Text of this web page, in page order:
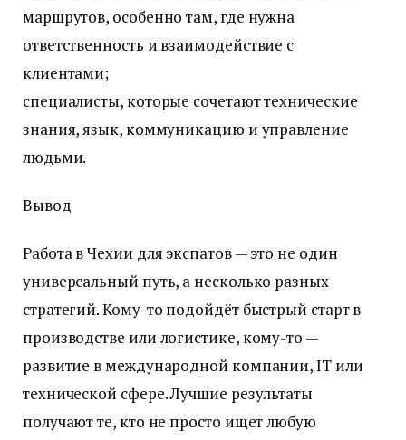
маршрутов, особенно там, где нужна
ответственность и взаимодействие с
клиентами;
специалисты, которые сочетают технические
знания, язык, коммуникацию и управление
людьми.
Вывод
Работа в Чехии для экспатов — это не один
универсальный путь, а несколько разных
стратегий. Кому-то подойдёт быстрый старт в
производстве или логистике, кому-то —
развитие в международной компании, IT или
технической сфере. Лучшие результаты
получают те, кто не просто ищет любую